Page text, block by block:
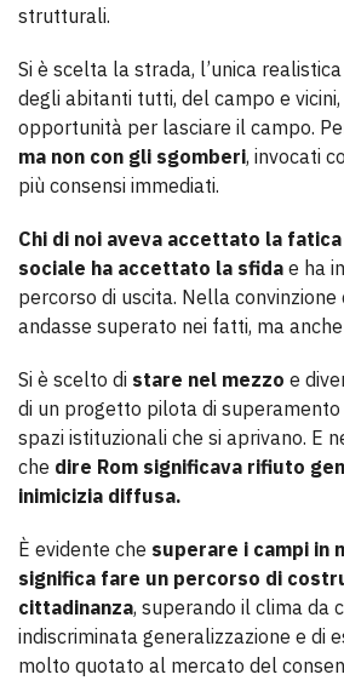
strutturali.
Si è scelta la strada, l’unica
degli abitanti tutti, del campo e
opportunità per lasciare il campo.
ma non con gli sgomberi, invocati
più consensi immediati.
Chi di noi aveva accettato la
sociale ha accettato la sfida e ha
percorso di uscita. Nella convinzione
andasse superato nei fatti, ma
Si è scelto di stare nel mezzo e
di un progetto pilota di
spazi istituzionali che si aprivano. E
che dire Rom significava rifiuto
inimicizia diffusa.
È evidente che superare i campi in
significa fare un percorso di
cittadinanza, superando il clima da
indiscriminata generalizzazione e di
molto quotato al mercato del